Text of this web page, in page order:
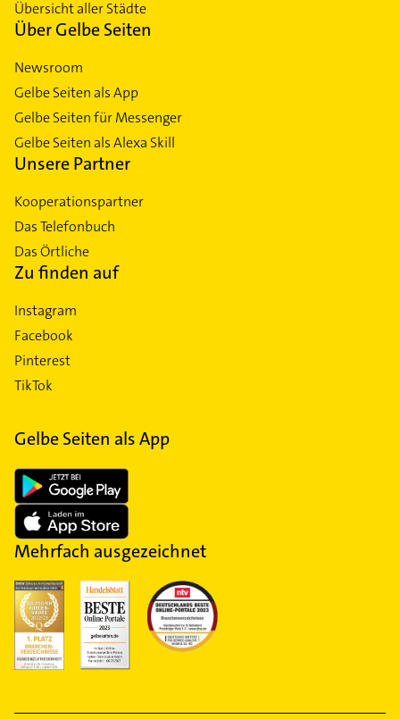
Übersicht aller Städte
Über Gelbe Seiten
Newsroom
Gelbe Seiten als App
Gelbe Seiten für Messenger
Gelbe Seiten als Alexa Skill
Unsere Partner
Kooperationspartner
Das Telefonbuch
Das Örtliche
Zu finden auf
Instagram
Facebook
Pinterest
TikTok
Gelbe Seiten als App
Mehrfach ausgezeichnet